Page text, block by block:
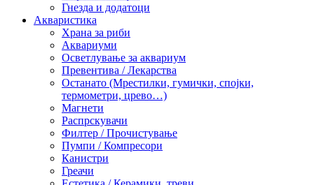
Гнезда и додатоци
Акваристика
Храна за риби
Аквариуми
Осветлување за аквариум
Превентива / Лекарства
Останато (Мрестилки, гумички, спојки,
термометри, црево…)
Магнети
Распрскувачи
Филтер / Прочистување
Пумпи / Компресори
Канистри
Греачи